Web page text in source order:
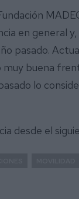
en general
pasado.
muy buena
lo
desde el